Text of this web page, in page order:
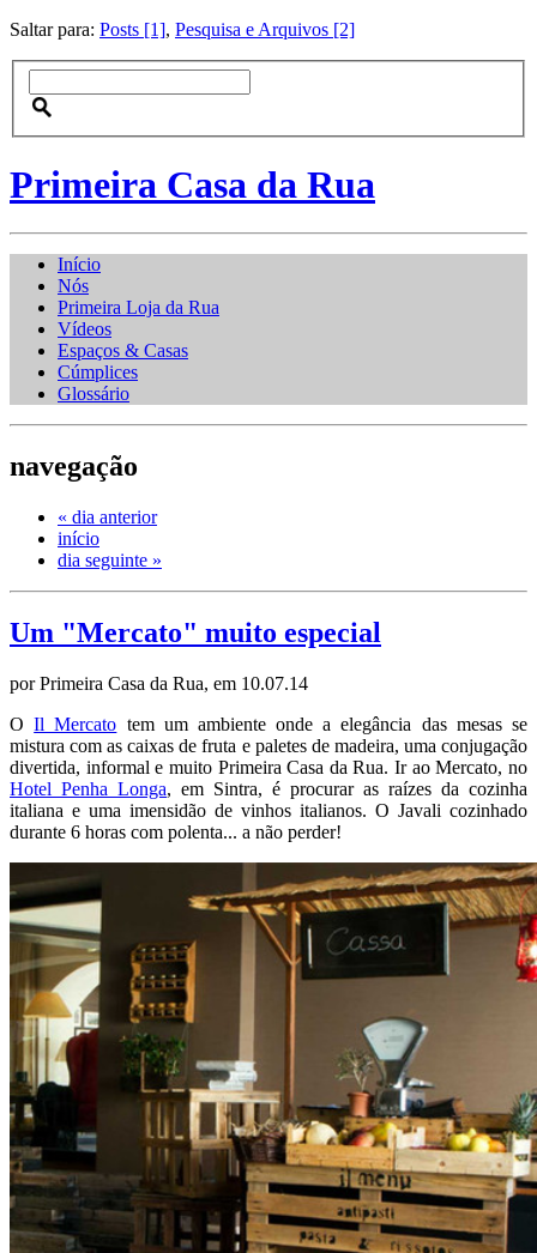
Saltar para: Posts [1], Pesquisa e Arquivos [2]
Primeira Casa da Rua
Início
Nós
Primeira Loja da Rua
Vídeos
Espaços & Casas
Cúmplices
Glossário
navegação
« dia anterior
início
dia seguinte »
Um "Mercato" muito especial
por Primeira Casa da Rua, em 10.07.14
OIl Mercato tem um ambiente onde a elegância das mesas se
mistura com as caixas de fruta e paletes de madeira, uma conjugação
divertida, informal e muito Primeira Casa da Rua. Ir ao Mercato, no
Hotel Penha Longa, em Sintra, é procurar as raízes da cozinha
italiana e uma imensidão de vinhos italianos. O Javali cozinhado
durante 6 horas com polenta... a não perder!